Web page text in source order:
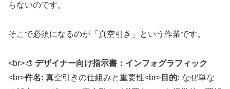
らないのです。
そこで必須になるのが「真空引き」という作業です。
<br>🎨 デザイナー向け指示書：インフォグラフィック
<br>件名: 真空引きの仕組みと重要性<br> 目的: なぜ単な